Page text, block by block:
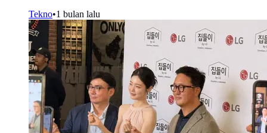
Tekno•1 bulan lalu